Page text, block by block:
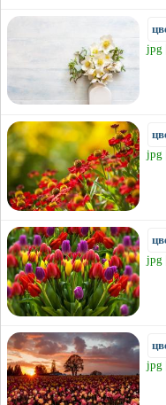
jpg
jpg
jpg
jpg